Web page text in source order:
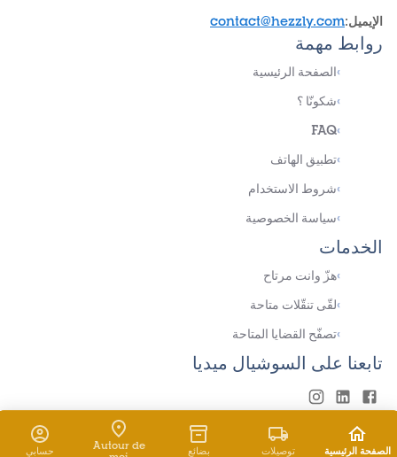
الإيميل:
contact@hezzly.com
روابط مهمة
›الصفحة الرئيسية
›شكونّا ؟
›
FAQ
›تطبيق الهاتف
›شروط الاستخدام
›سياسة الخصوصية
الخدمات
›هزّ وانت مرتاح
›لقّى تنقّلات متاحة
›تصفّح القضايا المتاحة
تابعنا على السوشيال ميديا
© حقوق النشر كل الحقوق محفوظة
الصفحة الرئيسية توصيلات بضائع
Autour de
حسابي